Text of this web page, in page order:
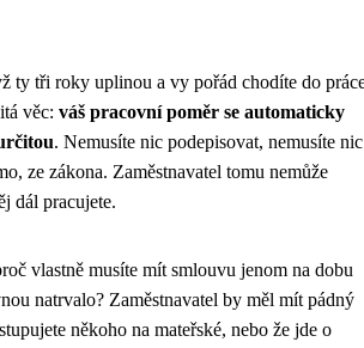
ty tři roky uplinou a vy pořád chodíte do
věc: váš pracovní poměr se automaticky
. Nemusíte nic podepisovat, nemusíte nic
ze zákona. Zaměstnavatel tomu nemůže
dál pracujete.
vlastně musíte mít smlouvu jenom na dobu
natrvalo? Zaměstnavatel by měl mít pádný
někoho na mateřské, nebo že jde o